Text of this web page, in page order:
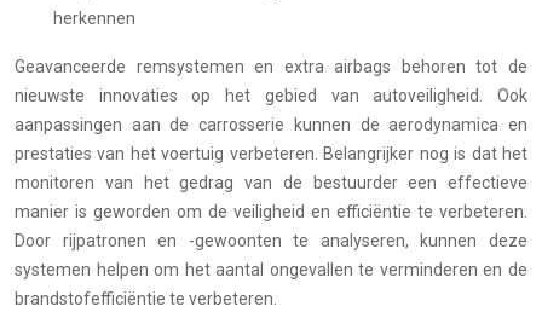
herkennen
Geavanceerde remsystemen en extra airbags behoren tot de
nieuwste innovaties op het gebied van autoveiligheid. Ook
aanpassingen aan de carrosserie kunnen de aerodynamica en
prestaties van het voertuig verbeteren. Belangrijker nog is dat het
monitoren van het gedrag van de bestuurder een effectieve
manier is geworden om de veiligheid en efficiëntie te verbeteren.
Door rijpatronen en -gewoonten te analyseren, kunnen deze
systemen helpen om het aantal ongevallen te verminderen en de
brandstofefficiëntie te verbeteren.